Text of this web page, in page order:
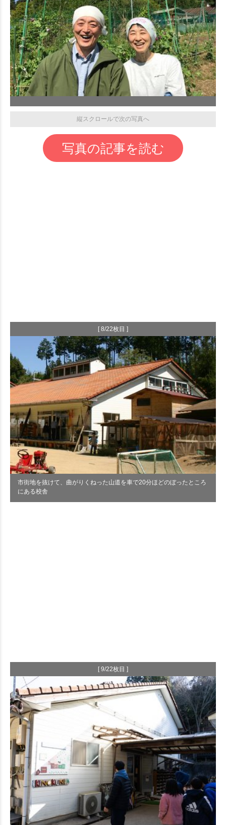
縦スクロールで次の写真へ
写真の記事を読む
[ 8/22枚目 ]
市街地を抜けて、曲がりくねった山道を車で20分ほどのぼったところ
にある校舎
[ 9/22枚目 ]